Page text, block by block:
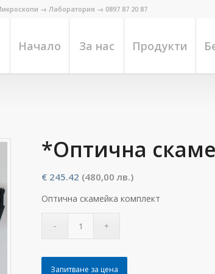
→ Лаборатория → 0897 87 20 87
Начало За нас Продукти
*Оптична
€ 245.42 (480,00 лв.)
Оптична скамейка комплект
Запитване за цена